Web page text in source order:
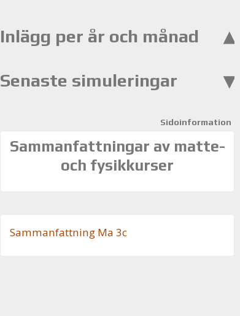
Inlägg per år och månad
Senaste simuleringar
Sidoinformation
Sammanfattningar av matte-
och fysikkurser
Sam­man­fatt­ning Ma 3c